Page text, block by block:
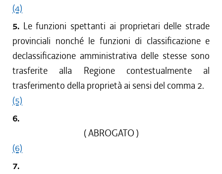
(4)
5. Le funzioni spettanti ai proprietari delle strade
provinciali nonché le funzioni di classificazione e
declassificazione amministrativa delle stesse sono
trasferite alla Regione contestualmente al
trasferimento della proprietà ai sensi del comma 2.
(5)
6.
( ABROGATO )
(6)
7.